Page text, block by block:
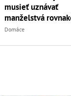
musieť uznávať
manželstvá
pohlavia
Domáce